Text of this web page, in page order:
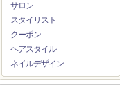
サロン
スタイリスト
クーポン
ヘアスタイル
ネイルデザイン